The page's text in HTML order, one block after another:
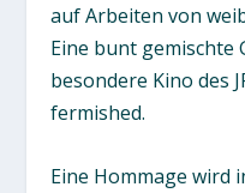
auf Arbeiten von
Eine bunt gemischte
besondere Kino des
fermished.
Eine Hommage wird